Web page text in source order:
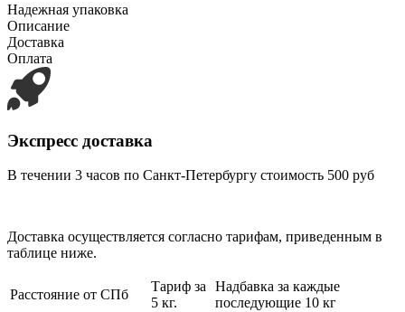
Надежная упаковка
Описание
Доставка
Оплата
Экспресс доставка
В течении 3 часов по Санкт-Петербургу стоимость 500 руб
Доставка осуществляется согласно тарифам, приведенным в
таблице ниже.
Расстояние от СПб
Тариф за
5 кг.
Надбавка за каждые
последующие 10 кг